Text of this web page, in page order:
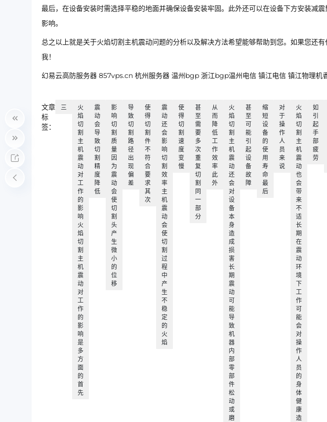
最后，在设备安装时需选择平稳的地面并确保设备安装牢固。此外还可以在设备下方安装减
影响。
总之以上就是关于火焰切割主机震动问题的分析以及解决方法希望能够帮助到您。如果您还
我！
幻易云高防服务器 857vps.cn 杭州服务器 温州bgp 浙江bgp温州电信 镇江电信 镇江物理机
文章
标
签：
三
火
焰
切
割
主
机
震
动
对
工
作
的
影
响
火
焰
切
割
主
机
震
动
对
工
作
的
影
响
是
多
方
面
的
首
先
震
动
会
导
致
切
割
精
度
降
低
影
响
切
割
质
量
因
为
震
动
会
使
切
割
头
产
生
微
小
的
位
移
导
致
切
割
路
径
出
现
偏
差
使
得
切
割
件
不
符
合
要
求
其
次
震
动
还
会
影
响
切
割
效
率
主
机
震
动
会
使
切
割
过
程
中
产
生
不
稳
定
的
火
焰
使
得
切
割
速
度
变
慢
甚
至
需
要
多
次
重
复
切
割
同
一
部
分
从
而
降
低
工
作
效
率
此
外
火
焰
切
割
主
机
震
动
还
会
对
设
备
本
身
造
成
损
害
长
期
震
动
可
能
导
致
机
器
内
部
零
部
件
松
动
或
磨
甚
至
可
能
引
起
设
备
故
障
缩
短
设
备
的
使
用
寿
命
最
后
对
于
操
作
人
员
来
说
火
焰
切
割
主
机
震
动
也
会
带
来
不
适
长
期
在
震
动
环
境
下
工
作
可
能
会
对
操
作
人
员
的
身
体
健
康
造
如
引
起
手
部
疲
劳